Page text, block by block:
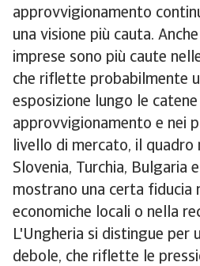
approvvigionamento
una visione più cauta.
imprese sono più caute
che riflette probabilmente
esposizione lungo le catene
approvvigionamento e nei
livello di mercato, il
Slovenia, Turchia, Bulgaria
mostrano una certa fiducia
economiche locali o nella
L'Ungheria si distingue per
debole, che riflette le